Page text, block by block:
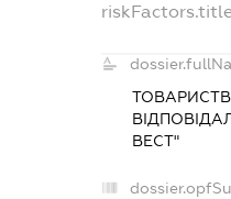
ВЕСТ"